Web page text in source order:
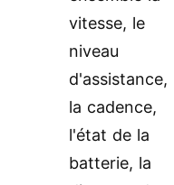
vitesse, le
niveau
d'assistance,
la cadence,
l'état de la
batterie, la